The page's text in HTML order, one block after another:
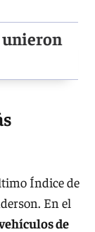
unieron
Índice de
En el
de